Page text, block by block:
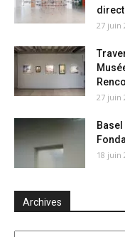
27 juin
27 juin
18 juin
Archives
Archives